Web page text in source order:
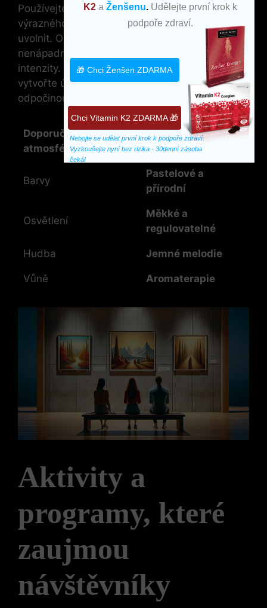
Používejte **jemné, melodické skladby** bez
výrazného rytmu, aby se návštěvníci mohli
uvolnit. Osvětlení by mělo být měkké a
nenápadné, ideálně s možností regulace
intenzity. Pomocí LED pásků nebo lampiček
vytvořte útulné zákoutí, kde si lidé budou moci
odpočinout a promluvit si.
Doporučení pro
atmosféru
Tipy
Barvy
Pastelové a
přírodní
Osvětlení
Měkké a
regulovatelné
Hudba Jemné melodie
Vůně Aromaterapie
Aktivity a
programy, které
zaujmou
návštěvníky
K2 aŽenšenu. Udělejte první krok k
podpoře zdraví.
Nebojte se udělat první krok k podpoře zdraví.
Vyzkoušejte nyní bez rizika - 30denní zásoba
čeká!
Chci Vitamin K2 ZDARMA 🎁
🎁 Chci Ženšen ZDARMA